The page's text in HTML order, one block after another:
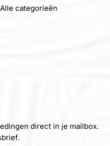
Alle categorieën
direct in je mailbox.